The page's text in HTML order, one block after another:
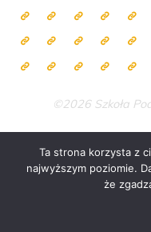
©2026 Szkoła
Zasilane
Ta strona korzysta z
najwyższym poziomie.
że